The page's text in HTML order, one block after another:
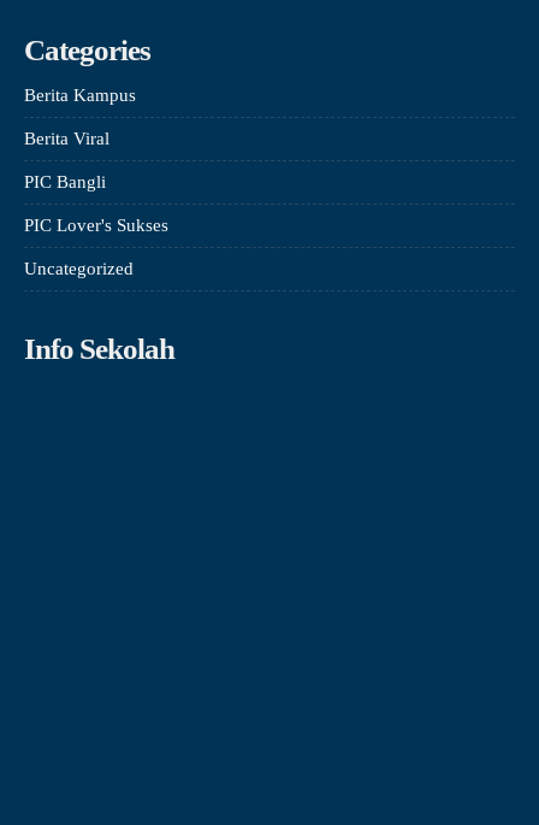
Categories
Berita Kampus
Berita Viral
PIC Bangli
PIC Lover's Sukses
Uncategorized
Info Sekolah